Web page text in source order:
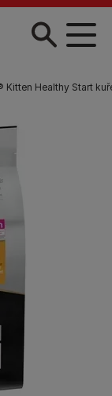
Kitten Healthy Start